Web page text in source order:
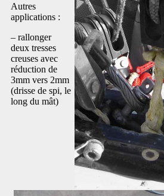
Autres
applications :
– rallonger
deux tresses
creuses avec
réduction de
3mm vers 2mm
(drisse de spi, le
long du mât)